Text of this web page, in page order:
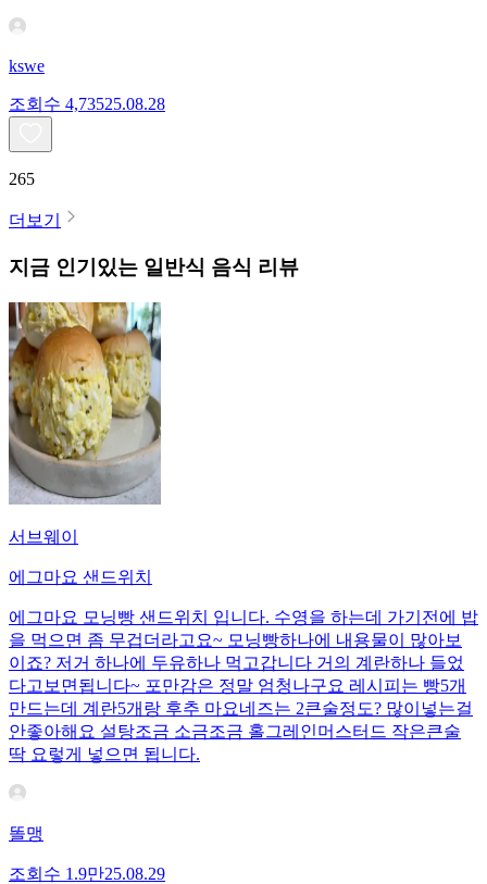
kswe
조회수 4,73525.08.28
265
더보기
지금 인기있는 일반식 음식 리뷰
서브웨이
에그마요 샌드위치
에그마요 모닝빵 샌드위치 입니다. 수영을 하는데 가기전에 밥
을 먹으면 좀 무겁더라고요~ 모닝빵하나에 내용물이 많아보
이죠? 저거 하나에 두유하나 먹고갑니다 거의 계란하나 들었
다고보면됩니다~ 포만감은 정말 엄청나구요 레시피는 빵5개
만드는데 계란5개랑 후추 마요네즈는 2큰술정도? 많이넣는걸
안좋아해요 설탕조금 소금조금 홀그레인머스터드 작은큰술
딱 요렇게 넣으면 됩니다.
똘맹
조회수 1.9만25.08.29